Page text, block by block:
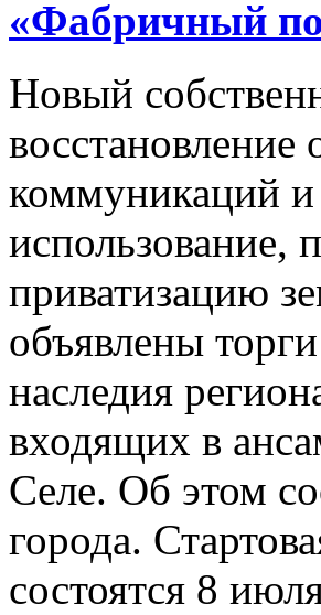
«Фабричный
Новый
восстановление
коммуникаций
использование,
приватизацию
объявлены
наследия
входящих в
Селе. Об этом
города.
состоятся 8